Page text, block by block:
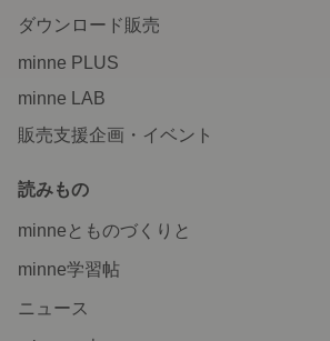
ダウンロード販売
minne PLUS
minne LAB
販売支援企画・イベント
読みもの
minneとものづくりと
minne学習帖
ニュース